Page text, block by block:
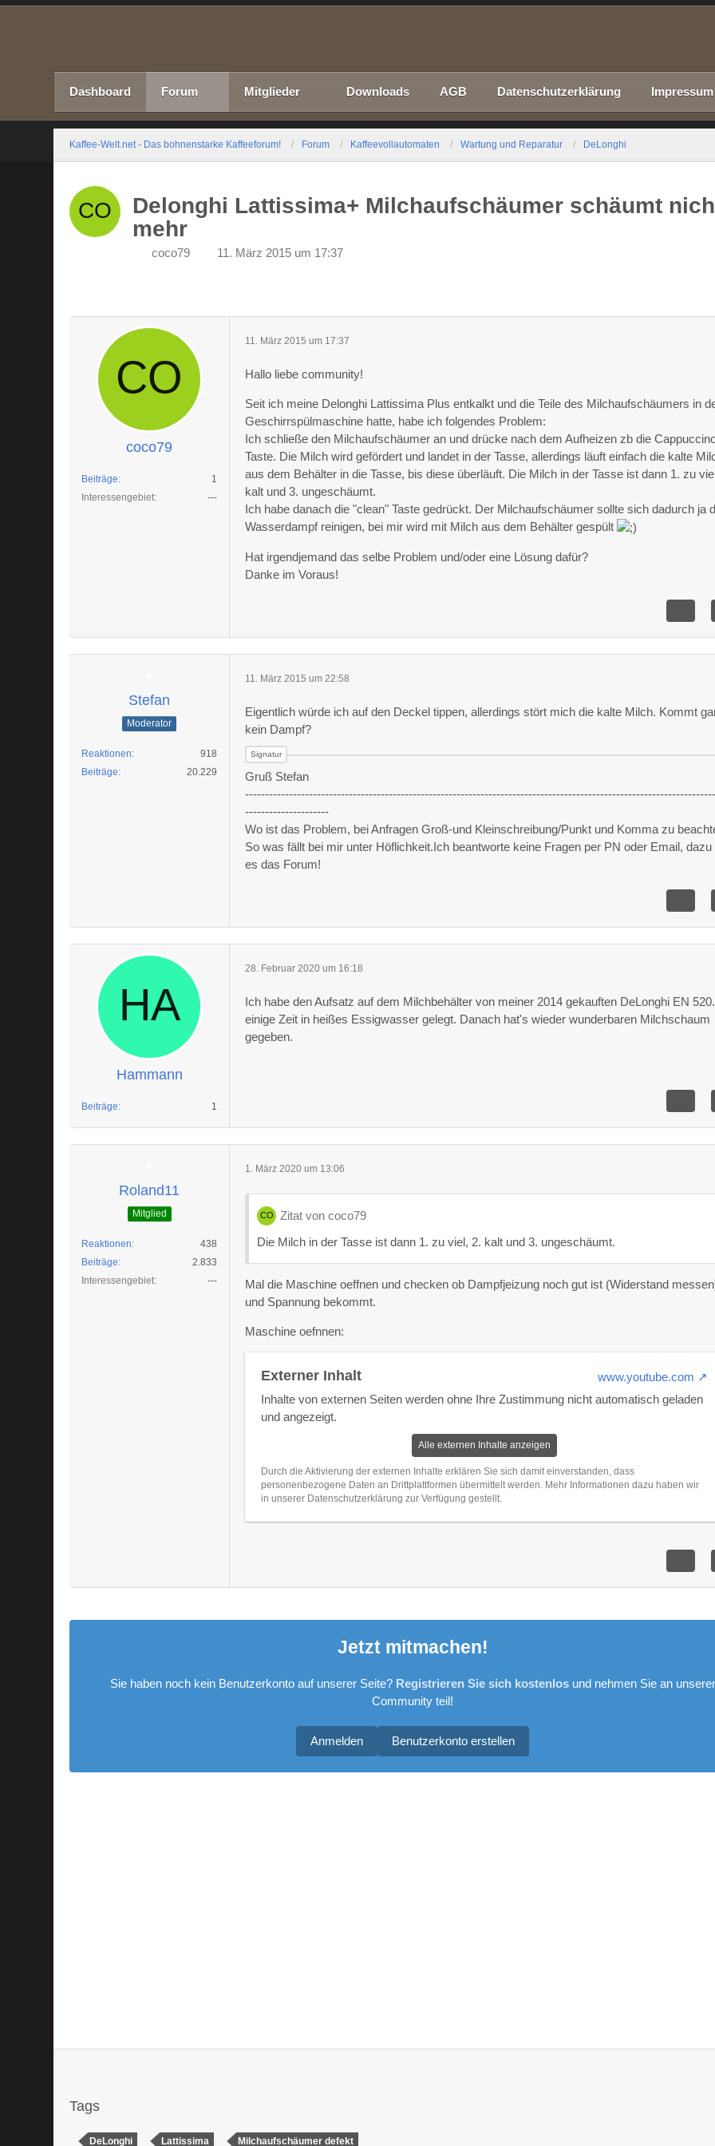
Dashboard Forum Mitglieder Downloads AGB Datenschutzerklärung Impressum
Kaffee-Welt.net - Das bohnenstarke Kaffeeforum! Forum Kaffeevollautomaten Wartung und Reparatur DeLonghi
Delonghi Lattissima+ Milchaufschäumer schäumt
mehr
coco79 11. März 2015 um 17:37
coco79
Beiträge
1
Interessengebiet
---
11. März 2015 um 17:37
Hallo liebe community!
Seit ich meine Delonghi Lattissima Plus entkalkt und die Teile des Milchaufschäumers in
Geschirrspülmaschine hatte, habe ich folgendes Problem:
Ich schließe den Milchaufschäumer an und drücke nach dem Aufheizen zb die
Taste. Die Milch wird gefördert und landet in der Tasse, allerdings läuft einfach die kalte
aus dem Behälter in die Tasse, bis diese überläuft. Die Milch in der Tasse ist dann 1. zu
kalt und 3. ungeschäumt.
Ich habe danach die "clean" Taste gedrückt. Der Milchaufschäumer sollte sich dadurch ja
Wasserdampf reinigen, bei mir wird mit Milch aus dem Behälter gespült
Hat irgendjemand das selbe Problem und/oder eine Lösung dafür?
Danke im Voraus!
Stefan
Moderator
Reaktionen
918
Beiträge
20.229
11. März 2015 um 22:58
Eigentlich würde ich auf den Deckel tippen, allerdings stört mich die kalte Milch. Kommt
kein Dampf?
Gruß Stefan
---------------------
Wo ist das Problem, bei Anfragen Groß-und Kleinschreibung/Punkt und Komma zu
So was fällt bei mir unter Höflichkeit.Ich beantworte keine Fragen per PN oder Email, dazu
es das Forum!
Hammann
Beiträge 1
28. Februar 2020 um 16:18
Ich habe den Aufsatz auf dem Milchbehälter von meiner 2014 gekauften DeLonghi EN
einige Zeit in heißes Essigwasser gelegt. Danach hat's wieder wunderbaren Milchschaum
gegeben.
Roland11
Mitglied
Reaktionen
438
Beiträge
2.833
Interessengebiet
---
1. März 2020 um 13:06
Zitat von coco79
Die Milch in der Tasse ist dann 1. zu viel, 2. kalt und 3. ungeschäumt.
Mal die Maschine oeffnen und checken ob Dampfjeizung noch gut ist (Widerstand
und Spannung bekommt.
Maschine oefnnen:
Externer Inhalt
www.youtube.com
Inhalte von externen Seiten werden ohne Ihre Zustimmung nicht automatisch geladen
und angezeigt.
Alle externen Inhalte anzeigen
Durch die Aktivierung der externen Inhalte erklären Sie sich damit einverstanden, dass
personenbezogene Daten an Drittplattformen übermittelt werden. Mehr Informationen dazu haben wir
in unserer Datenschutzerklärung zur Verfügung gestellt.
Jetzt mitmachen!
Sie haben noch kein Benutzerkonto auf unserer Seite? Registrieren Sie sich kostenlosund nehmen Sie an unserer
Community teil!
Benutzerkonto erstellen
Anmelden
Tags
DeLonghi Lattissima Milchaufschäumer defekt